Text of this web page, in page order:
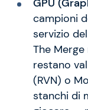
GPU
campioni
servizio
The
restano
(RVN) o
stanchi di